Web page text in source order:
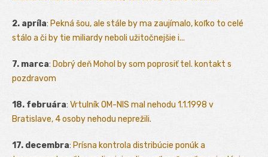
2. apríla: Pekná šou, ale stále by ma zaujímalo, koľko to celé
stálo a či by tie miliardy neboli užitočnejšie i...
7. marca: Dobrý deň Mohol by som poprosiť tel. kontakt s
pozdravom
18. februára: Vrtulník OM-NIS mal nehodu 1.1.1998 v
Bratislave, 4 osoby nehodu neprežili.
17. decembra: Prísna kontrola distribúcie ponúk a